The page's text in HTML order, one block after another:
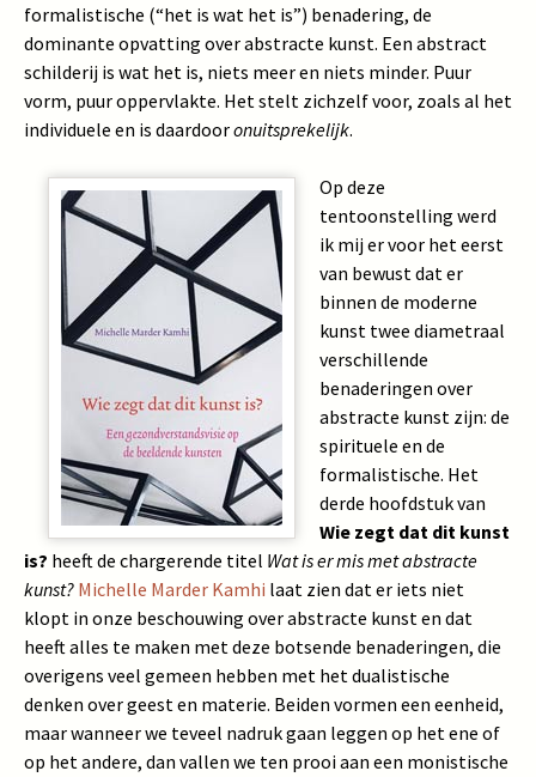
formalistische (“het is wat het is”) benadering, de
dominante opvatting over abstracte kunst. Een abstract
schilderij is wat het is, niets meer en niets minder. Puur
vorm, puur oppervlakte. Het stelt zichzelf voor, zoals al het
individuele en is daardooronuitsprekelijk.
Op deze
tentoonstelling werd
ik mij er voor het eerst
van bewust dat er
binnen de moderne
kunst twee diametraal
verschillende
benaderingen over
abstracte kunst zijn: de
spirituele en de
formalistische. Het
derde hoofdstuk van
Wie zegt dat dit kunst
is? heeft de chargerende titel Wat is er mis met abstracte
kunst? Michelle Marder Kamhi laat zien dat er iets niet
klopt in onze beschouwing over abstracte kunst en dat
heeft alles te maken met deze botsende benaderingen, die
overigens veel gemeen hebben met het dualistische
denken over geest en materie. Beiden vormen een eenheid,
maar wanneer we teveel nadruk gaan leggen op het ene of
op het andere, dan vallen we ten prooi aan een monistische